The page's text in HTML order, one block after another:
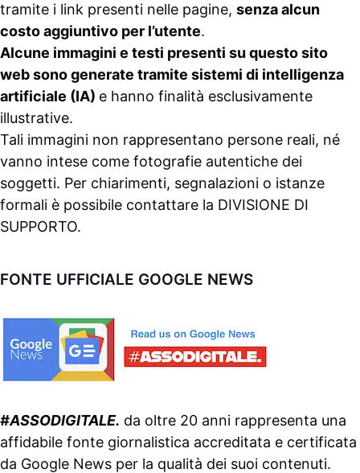
tramite i link presenti nelle pagine, senza alcun
costo aggiuntivo per l’utente.
Alcune immagini e testi presenti su questo sito
web sono generate tramite sistemi di intelligenza
artificiale (IA) e hanno finalità esclusivamente
illustrative.
Tali immagini non rappresentano persone reali, né
vanno intese come fotografie autentiche dei
soggetti. Per chiarimenti, segnalazioni o istanze
formali è possibile contattare la DIVISIONE DI
SUPPORTO.
FONTE UFFICIALE GOOGLE NEWS
#ASSODIGITALE. da oltre 20 anni rappresenta una
affidabile fonte giornalistica accreditata e certificata
da Google News per la qualità dei suoi contenuti.